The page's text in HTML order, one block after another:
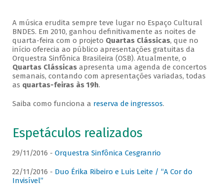
A música erudita sempre teve lugar no Espaço Cultural
BNDES. Em 2010, ganhou definitivamente as noites de
quarta-feira com o projeto Quartas Clássicas, que no
início oferecia ao público apresentações gratuitas da
Orquestra Sinfônica Brasileira (OSB). Atualmente, o
Quartas Clássicasapresenta uma agenda de concertos
semanais, contando com apresentações variadas, todas
as quartas-feiras às 19h.
Saiba como funciona a reserva de ingressos.
Espetáculos realizados
29/11/2016 - Orquestra Sinfônica Cesgranrio
22/11/2016 - Duo Érika Ribeiro e Luis Leite / “A Cor do
Invisível”